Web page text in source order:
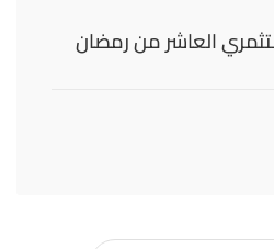
العاشر من رمضان